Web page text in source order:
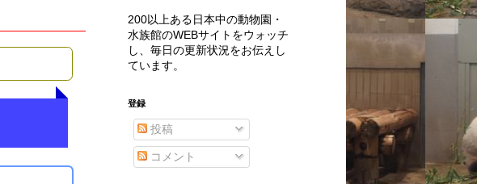
200以上ある日本中の動物園・
水族館のWEBサイトをウォッチ
し、毎日の更新状況をお伝えし
ています。
登録
投稿
コメント